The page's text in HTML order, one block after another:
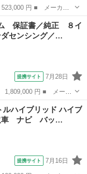
ッド ■ グレード
ナビ／Ｂｌｕｅｔｏ
保証書／純正 ８イ
センシング／…
提携サイト 7月28日
レード名： ホーム
ンシング／車線逸脱防
ハイブリッド ハイブ
車 ナビ バッ…
提携サイト 7月16日